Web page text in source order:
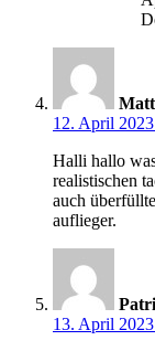
12. April
Halli hallo
realistischen
auch
auflieger.
13. April